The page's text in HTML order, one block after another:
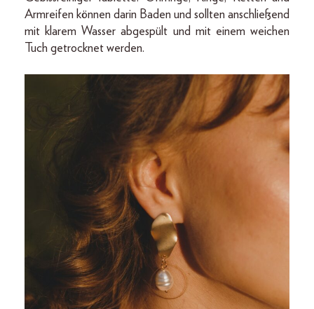
Armreifen können darin Baden und sollten anschließend
mit klarem Wasser abgespült und mit einem weichen
Tuch getrocknet werden.